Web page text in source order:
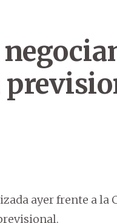
ayer frente a la